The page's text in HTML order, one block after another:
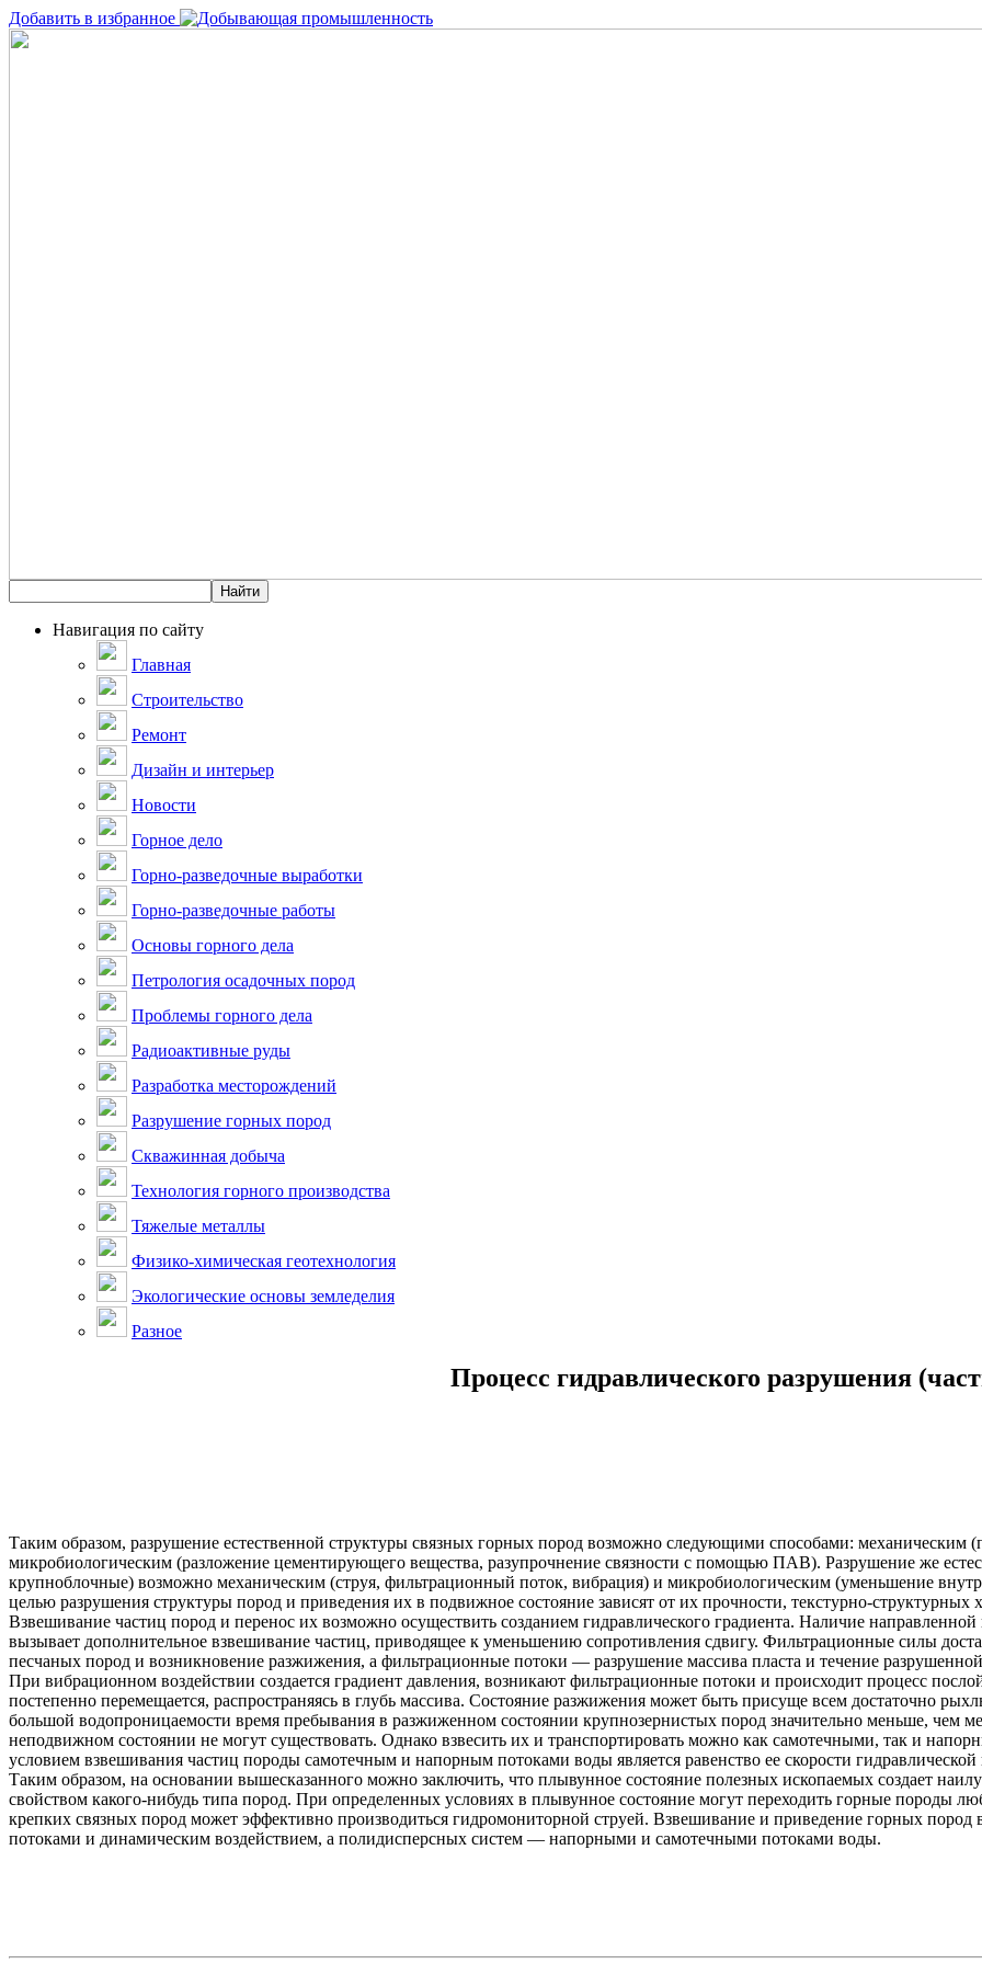
Добавить в избранное
Навигация по сайту
Главная
Строительство
Ремонт
Дизайн и интерьер
Новости
Горное дело
Горно-разведочные выработки
Горно-разведочные работы
Основы горного дела
Петрология осадочных пород
Проблемы горного дела
Радиоактивные руды
Разработка месторождений
Разрушение горных пород
Скважинная добыча
Технология горного производства
Тяжелые металлы
Физико-химическая геотехнология
Экологические основы земледелия
Разное
Процесс гидравлического разрушения
Таким образом, разрушение естественной структуры связных горных пород возможно следующими способами:
микробиологическим (разложение цементирующего вещества, разупрочнение связности с помощью ПАВ). Разрушение же
крупноблочные) возможно механическим (струя, фильтрационный поток, вибрация) и микробиологическим (уменьшение
целью разрушения структуры пород и приведения их в подвижное состояние зависят от их прочности, текстурно-структурных
Взвешивание частиц пород и перенос их возможно осуществить созданием гидравлического градиента. Наличие
вызывает дополнительное взвешивание частиц, приводящее к уменьшению сопротивления сдвигу. Фильтрационные силы
песчаных пород и возникновение разжижения, а фильтрационные потоки — разрушение массива пласта и течение
При вибрационном воздействии создается градиент давления, возникают фильтрационные потоки и происходит процесс
постепенно перемещается, распространяясь в глубь массива. Состояние разжижения может быть присуще всем достаточно
большой водопроницаемости время пребывания в разжиженном состоянии крупнозернистых пород значительно меньше, чем
неподвижном состоянии не могут существовать. Однако взвесить их и транспортировать можно как самотечными, так и
условием взвешивания частиц породы самотечным и напорным потоками воды является равенство ее скорости гидравлической
Таким образом, на основании вышесказанного можно заключить, что плывунное состояние полезных ископаемых создает
свойством какого-нибудь типа пород. При определенных условиях в плывунное состояние могут переходить горные породы
крепких связных пород может эффективно производиться гидромониторной струей. Взвешивание и приведение горных
потоками и динамическим воздействием, а полидисперсных систем — напорными и самотечными потоками воды.